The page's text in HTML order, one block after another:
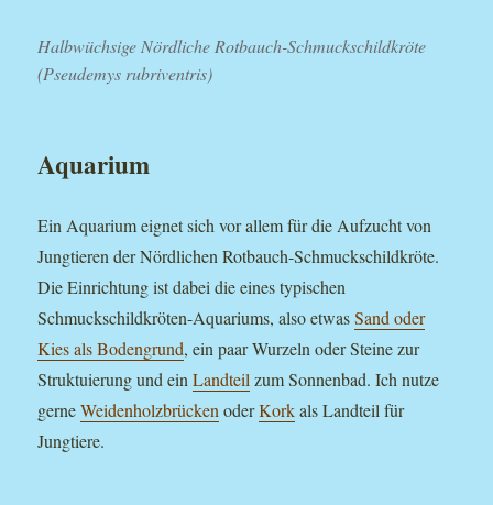
Halbwüchsige Nördliche Rotbauch-Schmuckschildkröte
(Pseudemys rubriventris)
Aquarium
Ein Aquarium eignet sich vor allem für die Aufzucht von
Jungtieren der Nördlichen Rotbauch-Schmuckschildkröte.
Die Einrichtung ist dabei die eines typischen
Schmuckschildkröten-Aquariums, also etwasSand oder
Kies als Bodengrund, ein paar Wurzeln oder Steine zur
Struktuierung und einLandteilzum Sonnenbad. Ich nutze
gerneWeidenholzbrückenoderKorkals Landteil für
Jungtiere.